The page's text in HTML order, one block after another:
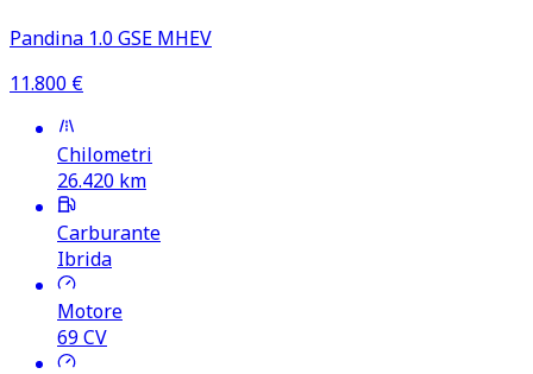
Pandina 1.0 GSE MHEV
11.800 €
Chilometri
26.420 km
Carburante
Ibrida
Motore
69CV